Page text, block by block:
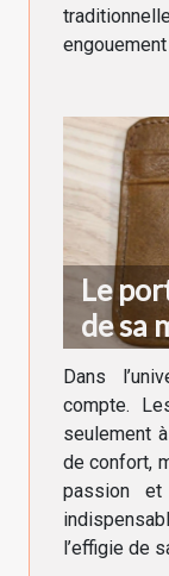
Le
de sa
Dans
compte.
seulement
de confort,
passion et
l’effigie de